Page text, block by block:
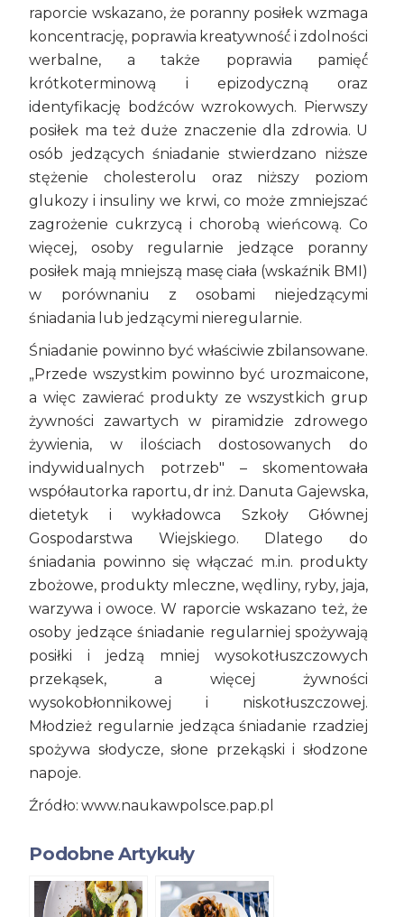
raporcie wskazano, że poranny posiłek wzmaga
koncentrację, poprawia kreatywność́ i zdolności
werbalne, a także poprawia pamięć́
krótkoterminową i epizodyczną oraz
identyfikację bodźców wzrokowych. Pierwszy
posiłek ma też duże znaczenie dla zdrowia. U
osób jedzących śniadanie stwierdzano niższe
stężenie cholesterolu oraz niższy poziom
glukozy i insuliny we krwi, co może zmniejszać
zagrożenie cukrzycą i chorobą wieńcową. Co
więcej, osoby regularnie jedzące poranny
posiłek mają mniejszą masę ciała (wskaźnik BMI)
w porównaniu z osobami niejedzącymi
śniadania lub jedzącymi nieregularnie.
Śniadanie powinno być właściwie zbilansowane.
„Przede wszystkim powinno być urozmaicone,
a więc zawierać produkty ze wszystkich grup
żywności zawartych w piramidzie zdrowego
żywienia, w ilościach dostosowanych do
indywidualnych potrzeb" – skomentowała
współautorka raportu, dr inż. Danuta Gajewska,
dietetyk i wykładowca Szkoły Głównej
Gospodarstwa Wiejskiego. Dlatego do
śniadania powinno się włączać m.in. produkty
zbożowe, produkty mleczne, wędliny, ryby, jaja,
warzywa i owoce. W raporcie wskazano też, że
osoby jedzące śniadanie regularniej spożywają
posiłki i jedzą mniej wysokotłuszczowych
przekąsek, a więcej żywności
wysokobłonnikowej i niskotłuszczowej.
Młodzież regularnie jedząca śniadanie rzadziej
spożywa słodycze, słone przekąski i słodzone
napoje.
Źródło: www.naukawpolsce.pap.pl
Podobne Artykuły